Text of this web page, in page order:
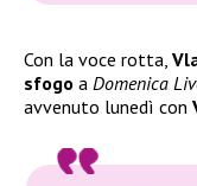
Con la voce rotta,
sfogo a Domenica
avvenuto lunedì con